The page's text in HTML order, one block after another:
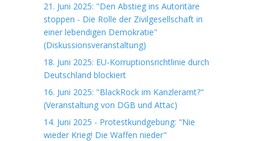
21. Juni 2025: "Den Abstieg ins Autoritäre
stoppen - Die Rolle der Zivilgesellschaft in
einer lebendigen Demokratie"
(Diskussionsveranstaltung)
18. Juni 2025: EU-Korruptionsrichtlinie durch
Deutschland blockiert
16. Juni 2025: "BlackRock im Kanzleramt?"
(Veranstaltung von DGB und Attac)
14. Juni 2025 - Protestkundgebung: "Nie
wieder Krieg! Die Waffen nieder"